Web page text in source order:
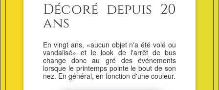
Décoré depuis 20
ans
En vingt ans, «aucun objet n'a été volé ou
vandalisé» et le look de l'arrêt de bus
change donc au gré des événements
lorsque le printemps pointe le bout de son
nez. En général, en fonction d'une couleur.